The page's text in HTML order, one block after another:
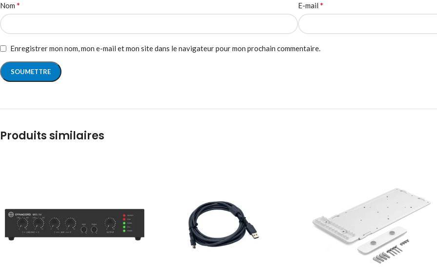
Nom * E-mail *
Enregistrer mon nom, mon e-mail et mon site dans le navigateur pour mon prochain commentaire.
Produits similaires